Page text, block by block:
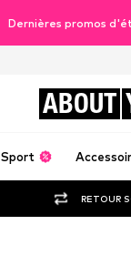
Dernières promos
ABOUT
Sport
RETOUR